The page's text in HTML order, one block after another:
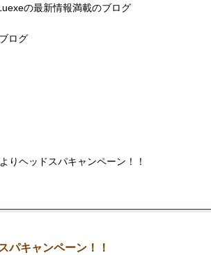
の最新情報満載のブログ
ログ
りヘッドスパキャンペーン！！
パキャンペーン！！